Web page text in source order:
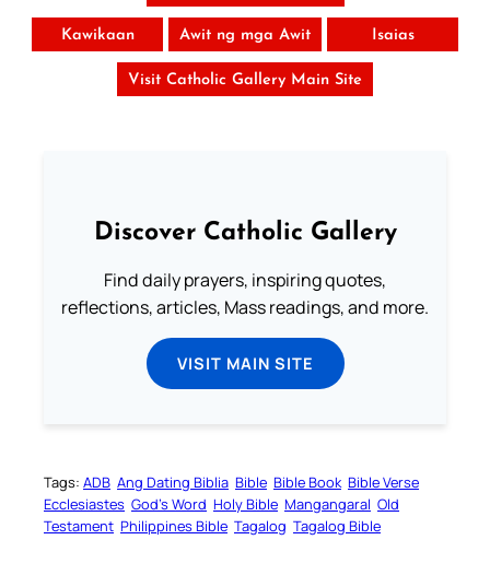
Kawikaan Awit ng mga Awit Isaias
Visit Catholic Gallery Main Site
Discover Catholic Gallery
Find daily prayers, inspiring quotes,
reflections, articles, Mass readings, and more.
VISIT MAIN SITE
Tags: ADB Ang Dating Biblia Bible Bible Book Bible Verse
Ecclesiastes God’s Word Holy Bible Mangangaral Old
Testament Philippines Bible Tagalog Tagalog Bible